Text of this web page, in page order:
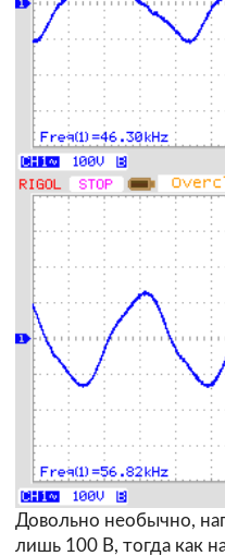
Довольно необычно,
лишь 100 В, тогда как